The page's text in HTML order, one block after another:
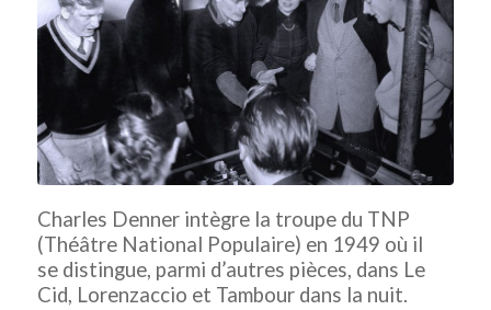
Charles Denner intègre la troupe du TNP
(Théâtre National Populaire) en 1949 où il
se distingue, parmi d’autres pièces, dans Le
Cid, Lorenzaccio et Tambour dans la nuit.